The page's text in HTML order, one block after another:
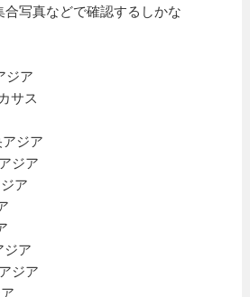
写真などで確認するしかな
ア
サス
ジア
ジア
ア
ア
ジア